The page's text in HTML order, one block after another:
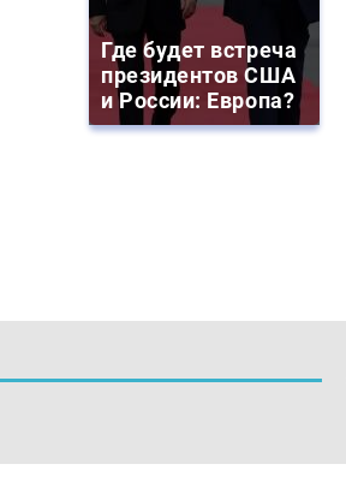
Где будет встреча
президентов США
и России: Европа?